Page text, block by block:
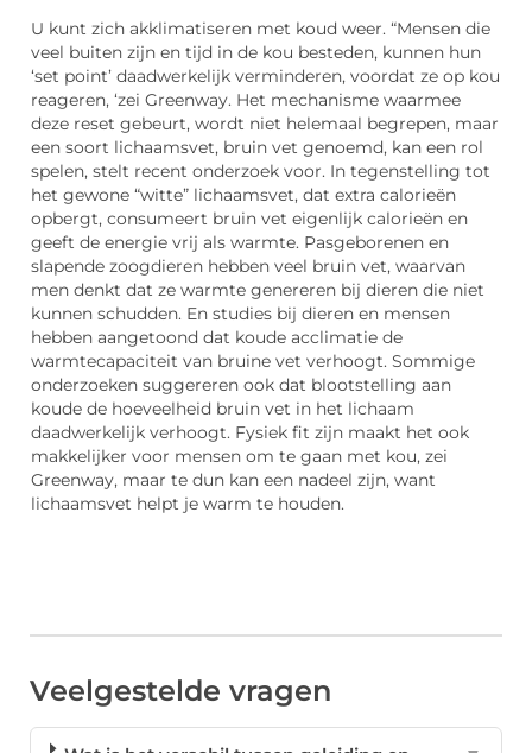
U kunt zich akklimatiseren met koud weer. “Mensen die
veel buiten zijn en tijd in de kou besteden, kunnen hun
‘set point’ daadwerkelijk verminderen, voordat ze op kou
reageren, ‘zei Greenway. Het mechanisme waarmee
deze reset gebeurt, wordt niet helemaal begrepen, maar
een soort lichaamsvet, bruin vet genoemd, kan een rol
spelen, stelt recent onderzoek voor. In tegenstelling tot
het gewone “witte” lichaamsvet, dat extra calorieën
opbergt, consumeert bruin vet eigenlijk calorieën en
geeft de energie vrij als warmte. Pasgeborenen en
slapende zoogdieren hebben veel bruin vet, waarvan
men denkt dat ze warmte genereren bij dieren die niet
kunnen schudden. En studies bij dieren en mensen
hebben aangetoond dat koude acclimatie de
warmtecapaciteit van bruine vet verhoogt. Sommige
onderzoeken suggereren ook dat blootstelling aan
koude de hoeveelheid bruin vet in het lichaam
daadwerkelijk verhoogt. Fysiek fit zijn maakt het ook
makkelijker voor mensen om te gaan met kou, zei
Greenway, maar te dun kan een nadeel zijn, want
lichaamsvet helpt je warm te houden.
Veelgestelde vragen